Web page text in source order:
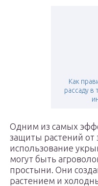
Как
рассаду в
Одним из самых
защиты растений от
использование
могут быть
простыни. Они
растением и